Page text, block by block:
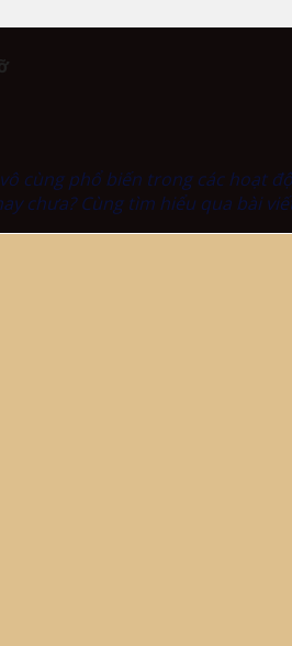
cùng phổ biến trong các hoạt
chưa? Cùng tìm hiểu qua bài